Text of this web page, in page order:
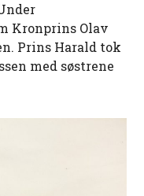
Kronprins Olav
Prins Harald tok
med søstrene